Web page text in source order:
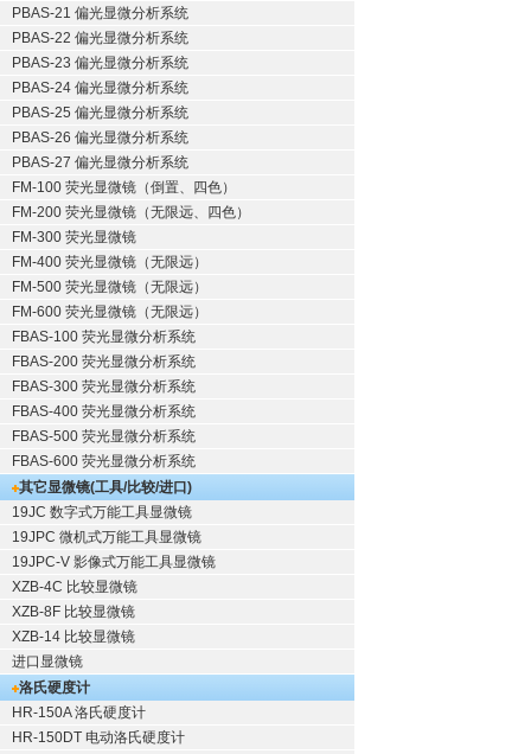
PBAS-21 偏光显微分析系统
PBAS-22 偏光显微分析系统
PBAS-23 偏光显微分析系统
PBAS-24 偏光显微分析系统
PBAS-25 偏光显微分析系统
PBAS-26 偏光显微分析系统
PBAS-27 偏光显微分析系统
FM-100 荧光显微镜（倒置、四色）
FM-200 荧光显微镜（无限远、四色）
FM-300 荧光显微镜
FM-400 荧光显微镜（无限远）
FM-500 荧光显微镜（无限远）
FM-600 荧光显微镜（无限远）
FBAS-100 荧光显微分析系统
FBAS-200 荧光显微分析系统
FBAS-300 荧光显微分析系统
FBAS-400 荧光显微分析系统
FBAS-500 荧光显微分析系统
FBAS-600 荧光显微分析系统
其它显微镜(工具/比较/进口)
19JC 数字式万能工具显微镜
19JPC 微机式万能工具显微镜
19JPC-V 影像式万能工具显微镜
XZB-4C 比较显微镜
XZB-8F 比较显微镜
XZB-14 比较显微镜
进口显微镜
洛氏硬度计
HR-150A 洛氏硬度计
HR-150DT 电动洛氏硬度计